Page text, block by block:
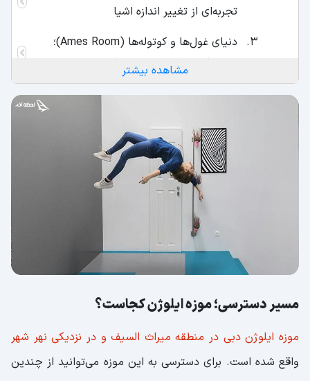
تجربه‌ای از تغییر اندازه اشیا
دنیای غول‌ها و کوتوله‌ها (Ames Room)؛
جایی که اندازه‌ها تغییر می‌کنند
دنیای وارونه (Rotated Room)؛ به‌هم‌ریختن
دنیایی بدون وزن
در دنیای توهمات
اتاق بی‌نهایت (Infinity Room)؛ غرق در
دنیای بی‌پایان
زیبابین (Kaleidoscope)؛ جادوی رنگ‌ها و
دنیایی که تمام نمی‌شود!
مشاهده بیشتر
مسیر دسترسی؛ موزه ایلوژن کجاست؟
موزه ایلوژن دبی در منطقه میراث السیف و در نزدیکی نهر شهر
واقع شده است. برای دسترسی به این موزه می‌توانید از چندین